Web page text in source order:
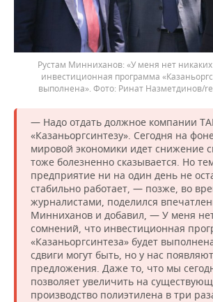
Рустам Минниханов: «У меня нет
инвестиционная программа
выполнена». Фото: Ринат Назметдинов/
— Надо отдать должное компании
«Казаньоргсинтезу». Сегодня на
мировой экономики идет снижение
тоже болезненно сказывается. Но
предприятие ни на один день не
стабильно работает, — позже, во
журналистами, поделился
Минниханов и добавил, — У меня
сомнений, что инвестиционная
«Казаньоргсинтеза» будет
сдвиги могут быть, но у нас
предложения. Даже то, что мы
позволяет увеличить на
производство полиэтилена в три